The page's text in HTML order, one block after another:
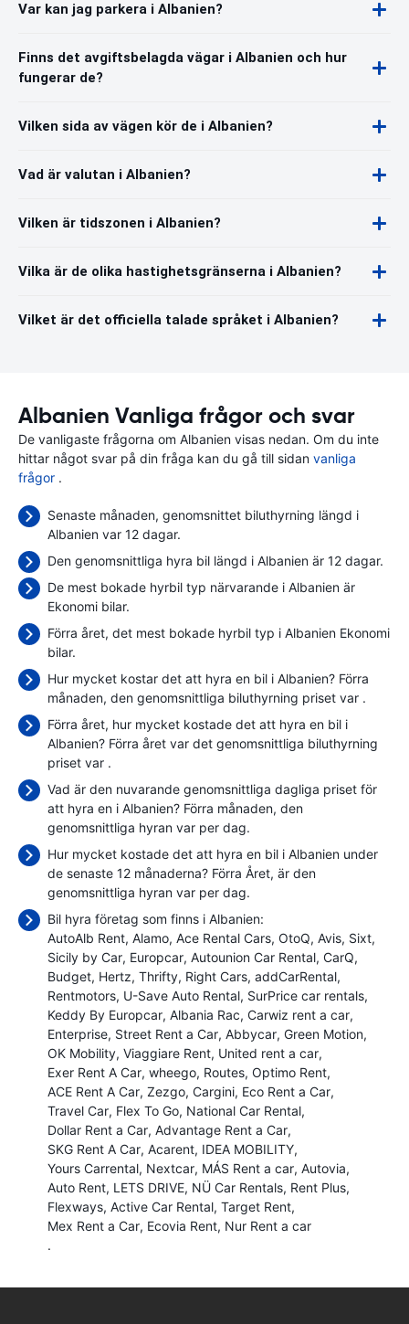
Var kan jag parkera i Albanien?
Finns det avgiftsbelagda vägar i Albanien och hur
fungerar de?
Vilken sida av vägen kör de i Albanien?
Vad är valutan i Albanien?
Vilken är tidszonen i Albanien?
Vilka är de olika hastighetsgränserna i Albanien?
Vilket är det officiella talade språket i Albanien?
Albanien Vanliga frågor och svar
De vanligaste frågorna om Albanien visas nedan. Om du inte
hittar något svar på din fråga kan du gå till sidan vanliga
frågor .
Senaste månaden, genomsnittet biluthyrning längd i
Albanien var 12 dagar.
Den genomsnittliga hyra bil längd i Albanien är 12 dagar.
De mest bokade hyrbil typ närvarande i Albanien är
Ekonomi bilar.
Förra året, det mest bokade hyrbil typ i Albanien Ekonomi
bilar.
Hur mycket kostar det att hyra en bil i Albanien? Förra
månaden, den genomsnittliga biluthyrning priset var .
Förra året, hur mycket kostade det att hyra en bil i
Albanien? Förra året var det genomsnittliga biluthyrning
priset var .
Vad är den nuvarande genomsnittliga dagliga priset för
att hyra en i Albanien? Förra månaden, den
genomsnittliga hyran var per dag.
Hur mycket kostade det att hyra en bil i Albanien under
de senaste 12 månaderna? Förra Året, är den
genomsnittliga hyran var per dag.
Bil hyra företag som finns i Albanien:
AutoAlb Rent Alamo Ace Rental Cars OtoQ Avis Sixt
Sicily by Car Europcar Autounion Car Rental CarQ
Budget Hertz Thrifty Right Cars addCarRental
Rentmotors U-Save Auto Rental SurPrice car rentals
Keddy By Europcar Albania Rac Carwiz rent a car
Enterprise Street Rent a Car Abbycar Green Motion
OK Mobility Viaggiare Rent United rent a car
Exer Rent A Car wheego Routes Optimo Rent
ACE Rent A Car Zezgo Cargini Eco Rent a Car
Travel Car Flex To Go National Car Rental
Dollar Rent a Car Advantage Rent a Car
SKG Rent A Car Acarent IDEA MOBILITY
Yours Carrental Nextcar MÁS Rent a car Autovia
Auto Rent LETS DRIVE NÜ Car Rentals Rent Plus
Flexways Active Car Rental Target Rent
Mex Rent a Car Ecovia Rent Nur Rent a car
.